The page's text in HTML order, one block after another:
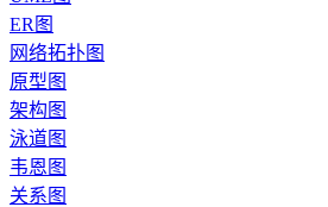
ER图
网络拓扑图
原型图
架构图
泳道图
韦恩图
关系图